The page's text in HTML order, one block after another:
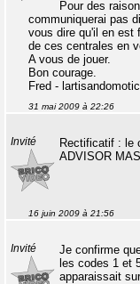
Pour des
communiquerai pas
vous dire qu'il en est
de ces centrales en
A vous de jouer.
Bon courage.
Fred -
31 mai 2009 à 22:26
Invité
Rectificatif : le
ADVISOR
16 juin 2009 à 21:56
Invité
Je confirme
les codes 1 et
apparaissait